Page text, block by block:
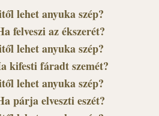
lehet anyuka szép?
felveszi az ékszerét?
lehet anyuka szép?
kifesti fáradt szemét?
lehet anyuka szép?
párja elveszti eszét?